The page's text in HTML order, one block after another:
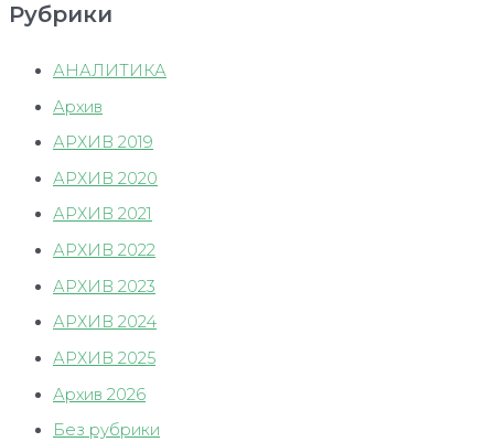
Рубрики
АНАЛИТИКА
Архив
АРХИВ 2019
АРХИВ 2020
АРХИВ 2021
АРХИВ 2022
АРХИВ 2023
АРХИВ 2024
АРХИВ 2025
Архив 2026
Без рубрики